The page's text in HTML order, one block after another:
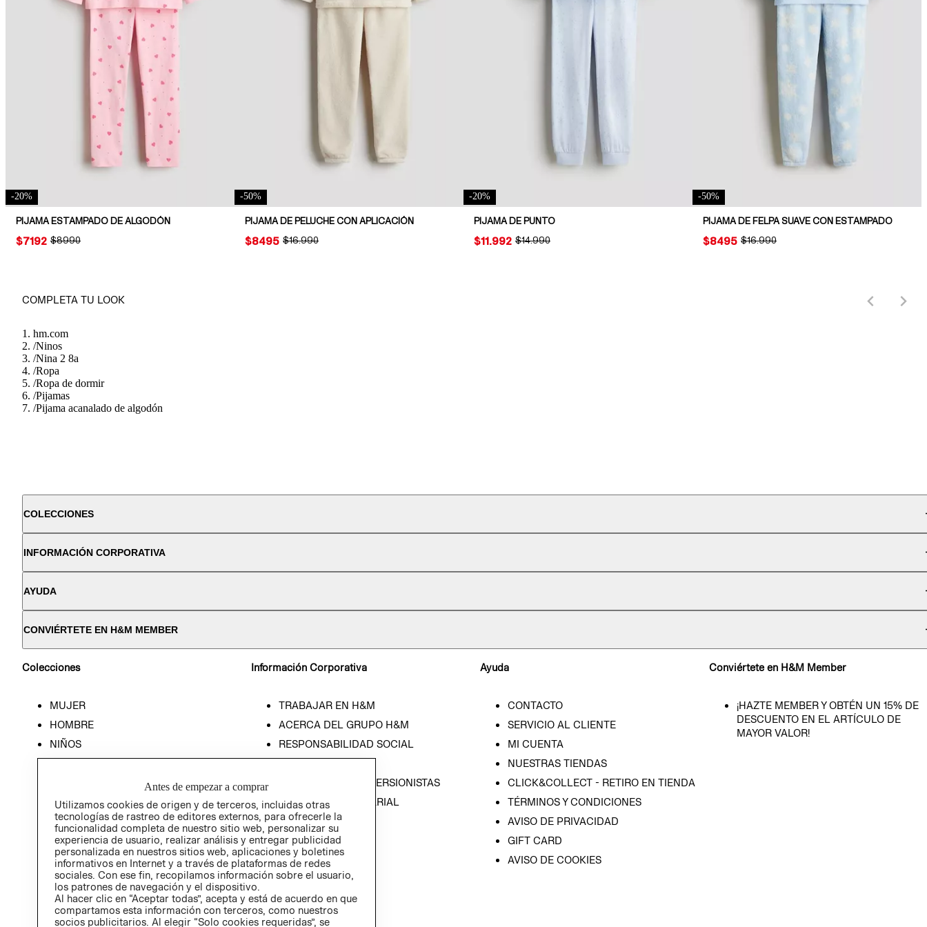
-20%
PIJAMA ESTAMPADO DE ALGODÓN
ORIGINAL PRICE:
$8990
PRICE:
$7192
-50%
PIJAMA DE PELUCHE CON APLICACIÓN
ORIGINAL PRICE:
$16.990
PRICE:
$8495
-20%
PIJAMA DE PUNTO
ORIGINAL PRICE:
$14.990
PRICE:
$11.992
-50%
PIJAMA DE FELPA SUAVE CON ESTAMPADO
ORIGINAL PRICE:
$16.990
PRICE:
$8495
COMPLETA TU LOOK
hm.com
/Ninos
/Nina 2 8a
/Ropa
/Ropa de dormir
/Pijamas
/Pijama acanalado de algodón
COLECCIONES
INFORMACIÓN CORPORATIVA
AYUDA
CONVIÉRTETE EN H&M MEMBER
Colecciones
MUJER
HOMBRE
NIÑOS
Información Corporativa
TRABAJAR EN H&M
ACERCA DEL GRUPO H&M
RESPONSABILIDAD SOCIAL
RELACIÓN CON INVERSIONISTAS
POLÍTICA EMPRESARIAL
Ayuda
CONTACTO
SERVICIO AL CLIENTE
MI CUENTA
NUESTRAS TIENDAS
CLICK&COLLECT - RETIRO EN TIENDA
TÉRMINOS Y CONDICIONES
AVISO DE PRIVACIDAD
GIFT CARD
AVISO DE COOKIES
Conviértete en H&M Member
¡HAZTE MEMBER Y OBTÉN UN 15% DE
DESCUENTO EN EL ARTÍCULO DE
MAYOR VALOR!
Antes de empezar a comprar
Utilizamos cookies de origen y de terceros, incluidas otras
tecnologías de rastreo de editores externos, para ofrecerle la
funcionalidad completa de nuestro sitio web, personalizar su
experiencia de usuario, realizar análisis y entregar publicidad
personalizada en nuestros sitios web, aplicaciones y boletines
informativos en Internet y a través de plataformas de redes
sociales. Con ese fin, recopilamos información sobre el usuario,
los patrones de navegación y el dispositivo.
Al hacer clic en “Aceptar todas”, acepta y está de acuerdo en que
compartamos esta información con terceros, como nuestros
socios publicitarios. Al elegir “Solo cookies requeridas”, se